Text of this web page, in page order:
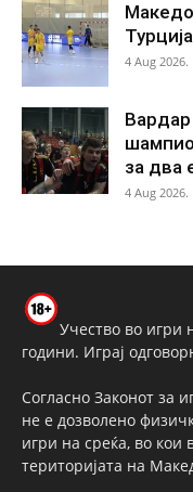
4 Aug 2026.
за два
4 Aug 2026.
Учество во игри
години. Играј
Согласно Законот за
не е дозволено
игри на среќа, во кои
територијата на